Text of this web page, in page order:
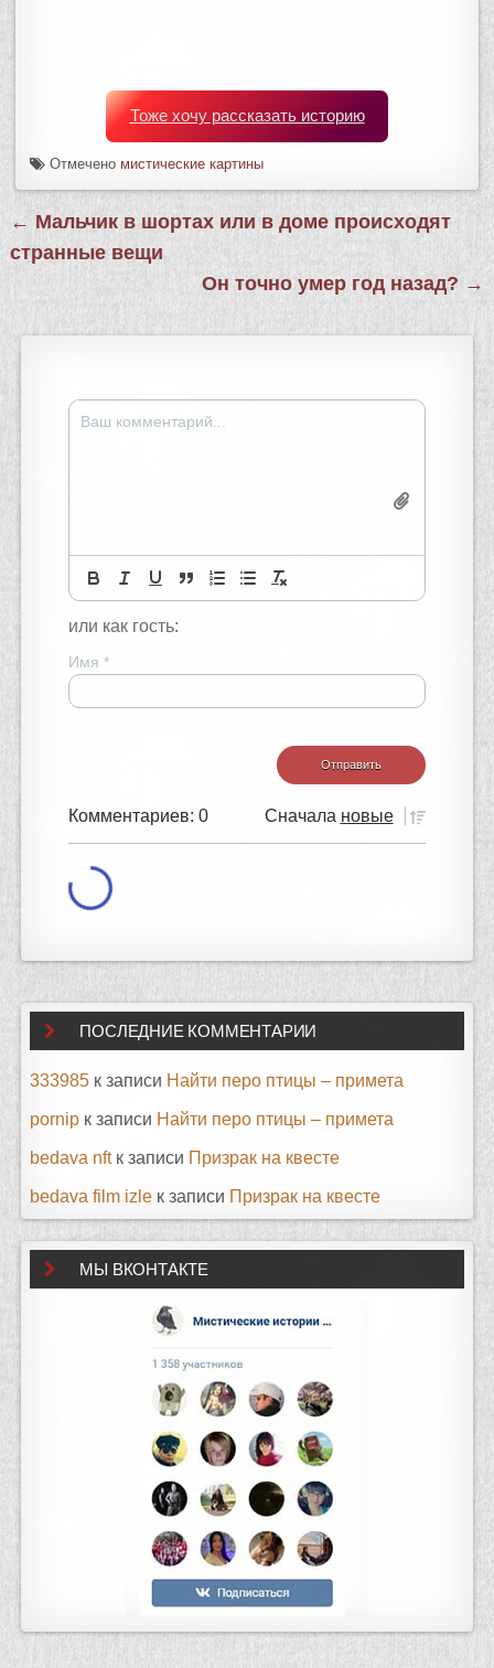
Тоже хочу рассказать историю
Отмечено мистические картины
Навигация
по
записям
← Мальчик в шортах или в доме происходят
странные вещи
Он точно умер год назад? →
или как гость:
Имя *
Комментариев: 0 Сначала новые
ПОСЛЕДНИЕ КОММЕНТАРИИ
333985 к записи Найти перо птицы – примета
pornip к записи Найти перо птицы – примета
bedava nftк записи Призрак на квесте
bedava film izle к записи Призрак на квесте
МЫ ВКОНТАКТЕ